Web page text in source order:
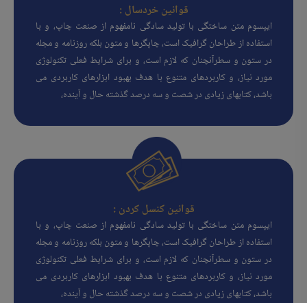
قوانین خردسال :
ایپسوم متن ساختگی با تولید سادگی نامفهوم از صنعت چاپ، و با
استفاده از طراحان گرافیک است، چاپگرها و متون بلکه روزنامه و مجله
در ستون و سطرآنچنان که لازم است، و برای شرایط فعلی تکنولوژی
مورد نیاز، و کاربردهای متنوع با هدف بهبود ابزارهای کاربردی می
باشد، کتابهای زیادی در شصت و سه درصد گذشته حال و آینده،
قوانین کنسل کردن :
ایپسوم متن ساختگی با تولید سادگی نامفهوم از صنعت چاپ، و با
استفاده از طراحان گرافیک است، چاپگرها و متون بلکه روزنامه و مجله
در ستون و سطرآنچنان که لازم است، و برای شرایط فعلی تکنولوژی
مورد نیاز، و کاربردهای متنوع با هدف بهبود ابزارهای کاربردی می
باشد، کتابهای زیادی در شصت و سه درصد گذشته حال و آینده،